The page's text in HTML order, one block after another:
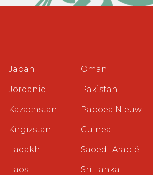
Japan
Jordanië
Kazachstan
Kirgizstan
Ladakh
Laos
Oman
Pakistan
Papoea Nieuw
Guinea
Saoedi-Arabië
Sri Lanka